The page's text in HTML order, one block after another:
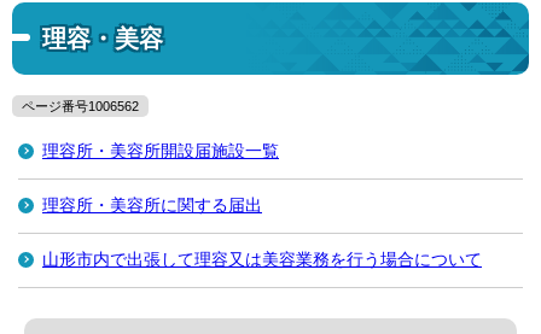
理容・美容
ページ番号1006562
理容所・美容所開設届施設一覧
理容所・美容所に関する届出
山形市内で出張して理容又は美容業務を行う場合について